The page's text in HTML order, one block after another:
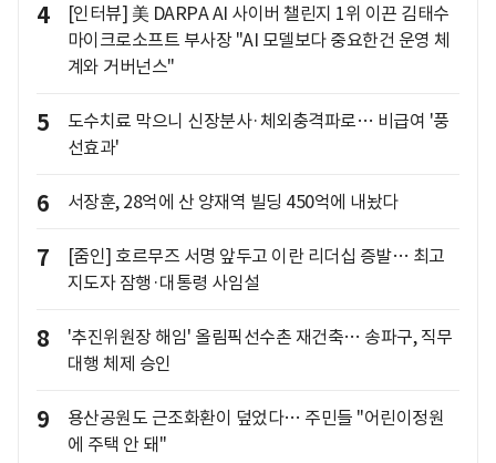
4
[인터뷰] 美 DARPA AI 사이버 챌린지 1위 이끈 김태수
마이크로소프트 부사장 "AI 모델보다 중요한건 운영 체
계와 거버넌스"
5
도수치료 막으니 신장분사·체외충격파로… 비급여 '풍
선효과'
6 서장훈, 28억에 산 양재역 빌딩 450억에 내놨다
7
[줌인] 호르무즈 서명 앞두고 이란 리더십 증발… 최고
지도자 잠행·대통령 사임설
8
'추진위원장 해임' 올림픽선수촌 재건축… 송파구, 직무
대행 체제 승인
9
용산공원도 근조화환이 덮었다… 주민들 "어린이정원
에 주택 안 돼"